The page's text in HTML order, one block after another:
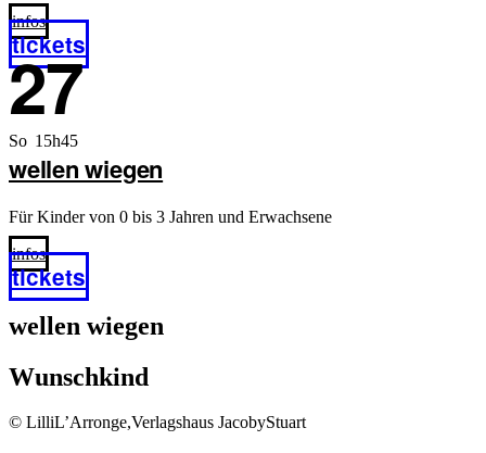
infos
tickets
27
So 15h45
wellen wiegen
Für Kinder von 0 bis 3 Jahren und Erwachsene
infos
tickets
wellen wiegen
Wunschkind
© LilliL’Arronge,Verlagshaus JacobyStuart